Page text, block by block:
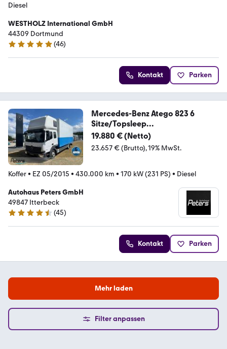
Diesel
WESTHOLZ International GmbH
44309 Dortmund
5 Sterne
(46)
Kontakt Parken
Mercedes-Benz Atego 823 6
Sitze/Topsleep
/Aut/AHK/Klima/Stdhzg
19.880 € (Netto)
23.657 € (Brutto) 19% MwSt.
Koffer• EZ 05/2015 • 430.000 km • 170 kW (231 PS) • Diesel
Autohaus Peters GmbH
49847 Itterbeck
4.5 Sterne
(45)
Kontakt Parken
Mehr laden
Filter anpassen